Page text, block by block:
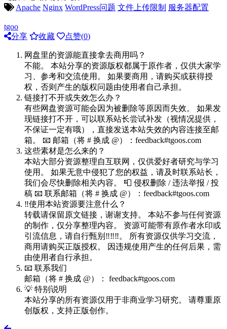
Apache Nginx WordPress问题 文件上传限制 服务器配置
tgoo
分享
收藏 点赞(0)
网盘里的资源能直接拿去商用吗？
不能。 本站分享的资源版权都属于原作者，仅供大家学
习、参考和交流使用。 如果要商用，请购买或获得授
权，否则产生的版权问题由使用者自己承担。
链接打不开或失效怎么办？
有些网盘资源可能会因为被删除等原因而失效。 如果发
现链接打不开，可以联系站长尝试补发（视情况提供，
不保证一定有哦），直接发送本站失效的内容连接至邮
箱。 📧 邮箱（将 # 换成 @）：feedback#tgoos.com
这些素材是怎么来的？
本站大部分资源整理自互联网，仅供爱好者研究与学习
使用。 如果无意中侵犯了您的权益，请及时联系站长，
我们会尽快删除相关内容。 📮 侵权删除 / 违法举报 / 投
稿 📧 联系邮箱（将 # 换成 @）：feedback#tgoos.com
‼️使用本站资源要注意什么？
转载请保留原文链接，谢谢支持。 本站不参与任何资源
的制作，仅分享整理内容。 资源可能带有原作者水印或
引流信息，请自行甄别‼️‼️‼️。 所有资源仅供学习交流，
商用请购买正版授权。 因违规使用产生的任何后果，需
由使用者自行承担。
📧 联系我们
邮箱（将 # 换成 @）： feedback#tgoos.com
💡 特别说明
本站分享的所有资源仅用于非商业学习研究。 请尊重原
创版权，支持正版创作。